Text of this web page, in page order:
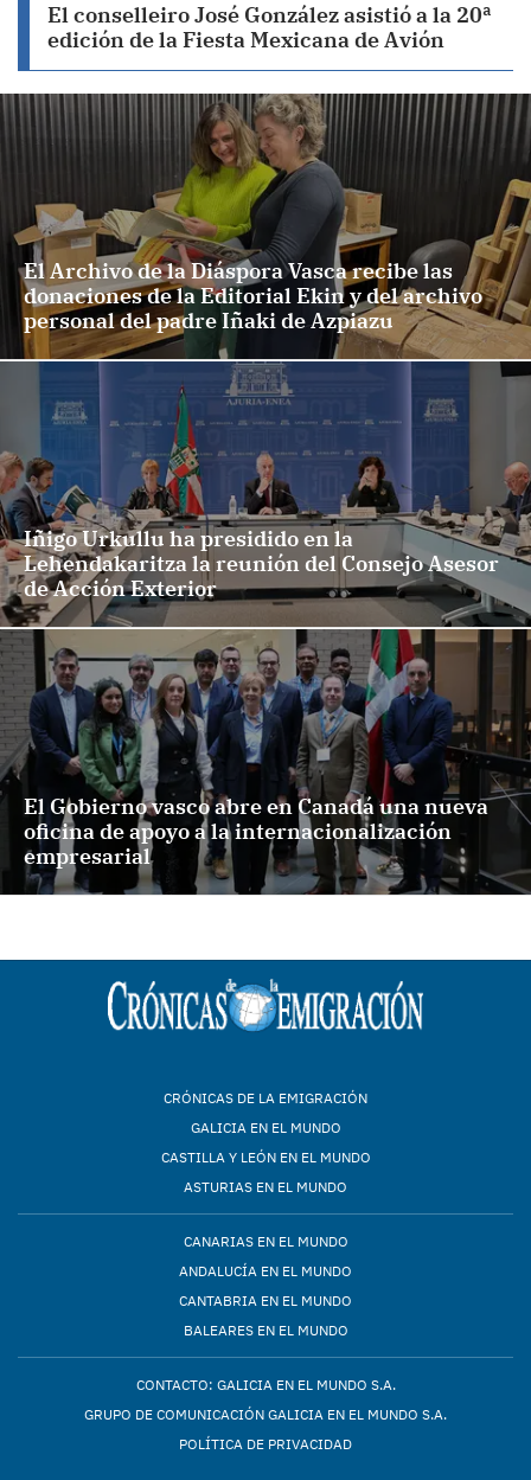
El conselleiro José González asistió a la 20ª
edición de la Fiesta Mexicana de Avión
El Archivo de la Diáspora Vasca recibe las
donaciones de la Editorial Ekin y del archivo
personal del padre Iñaki de Azpiazu
Iñigo Urkullu ha presidido en la
Lehendakaritza la reunión del Consejo Asesor
de Acción Exterior
El Gobierno vasco abre en Canadá una nueva
oficina de apoyo a la internacionalización
empresarial
CRÓNICAS DE LA EMIGRACIÓN
GALICIA EN EL MUNDO
CASTILLA Y LEÓN EN EL MUNDO
ASTURIAS EN EL MUNDO
CANARIAS EN EL MUNDO
ANDALUCÍA EN EL MUNDO
CANTABRIA EN EL MUNDO
BALEARES EN EL MUNDO
CONTACTO: GALICIA EN EL MUNDO S.A.
GRUPO DE COMUNICACIÓN GALICIA EN EL MUNDO S.A.
POLÍTICA DE PRIVACIDAD